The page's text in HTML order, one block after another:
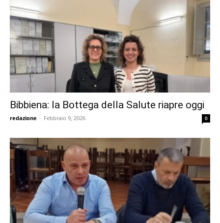
Bibbiena: la Bottega della Salute riapre oggi
redazione - Febbraio 9, 2026 0